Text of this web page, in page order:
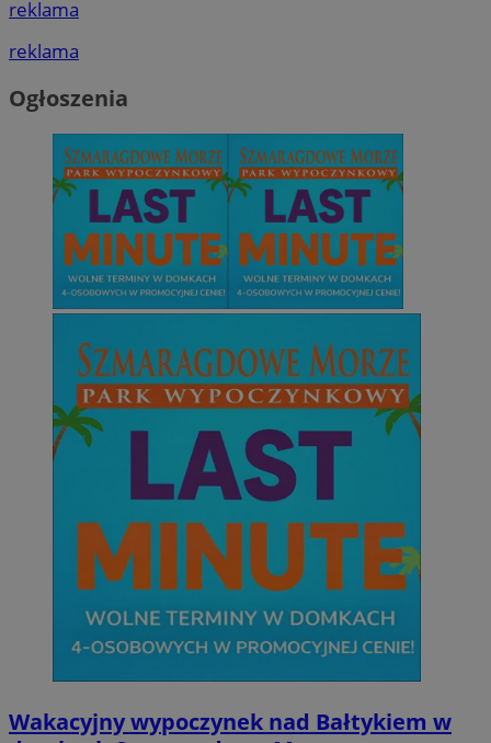
reklama
reklama
Ogłoszenia
Wakacyjny wypoczynek nad Bałtykiem w